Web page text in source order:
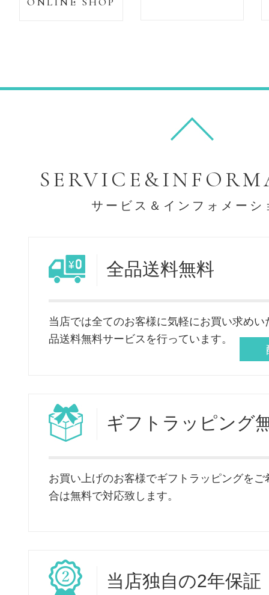
サービス＆インフォメーシ
全品送料無料
当店では全てのお客様に気軽にお買い求めい
品送料無料サービスを行っています。
ギフト ラッピング
お買い上げのお客様でギフトラッピングをご
合は無料で対応致します。
当店独自の2年保証